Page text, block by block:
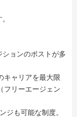
ションのポストが多
キャリアを最大限
フリーエージェン
ジも可能な制度。